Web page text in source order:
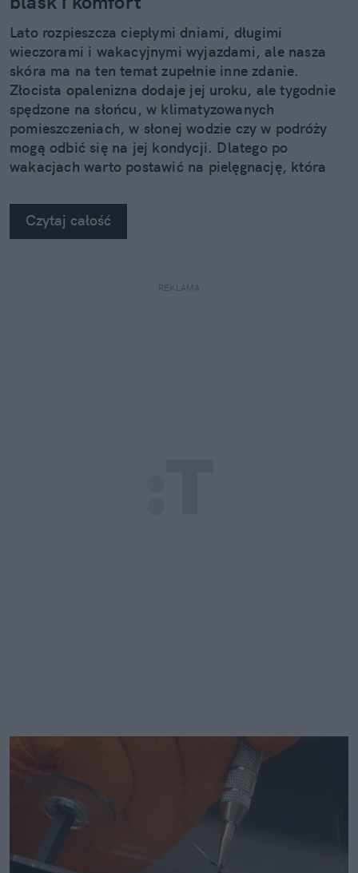
Lato rozpieszcza ciepłymi dniami, długimi
wieczorami i wakacyjnymi wyjazdami, ale nasza
skóra ma na ten temat zupełnie inne zdanie.
Złocista opalenizna dodaje jej uroku, ale tygodnie
spędzone na słońcu, w klimatyzowanych
pomieszczeniach, w słonej wodzie czy w podróży
mogą odbić się na jej kondycji. Dlatego po
wakacjach warto postawić na pielęgnację, która
jak pięć kosmetyków z linii Neuro Adapt marki
Clochee może pomóc skórze odzyskać równowagę.
Czytaj całość
REKLAMA